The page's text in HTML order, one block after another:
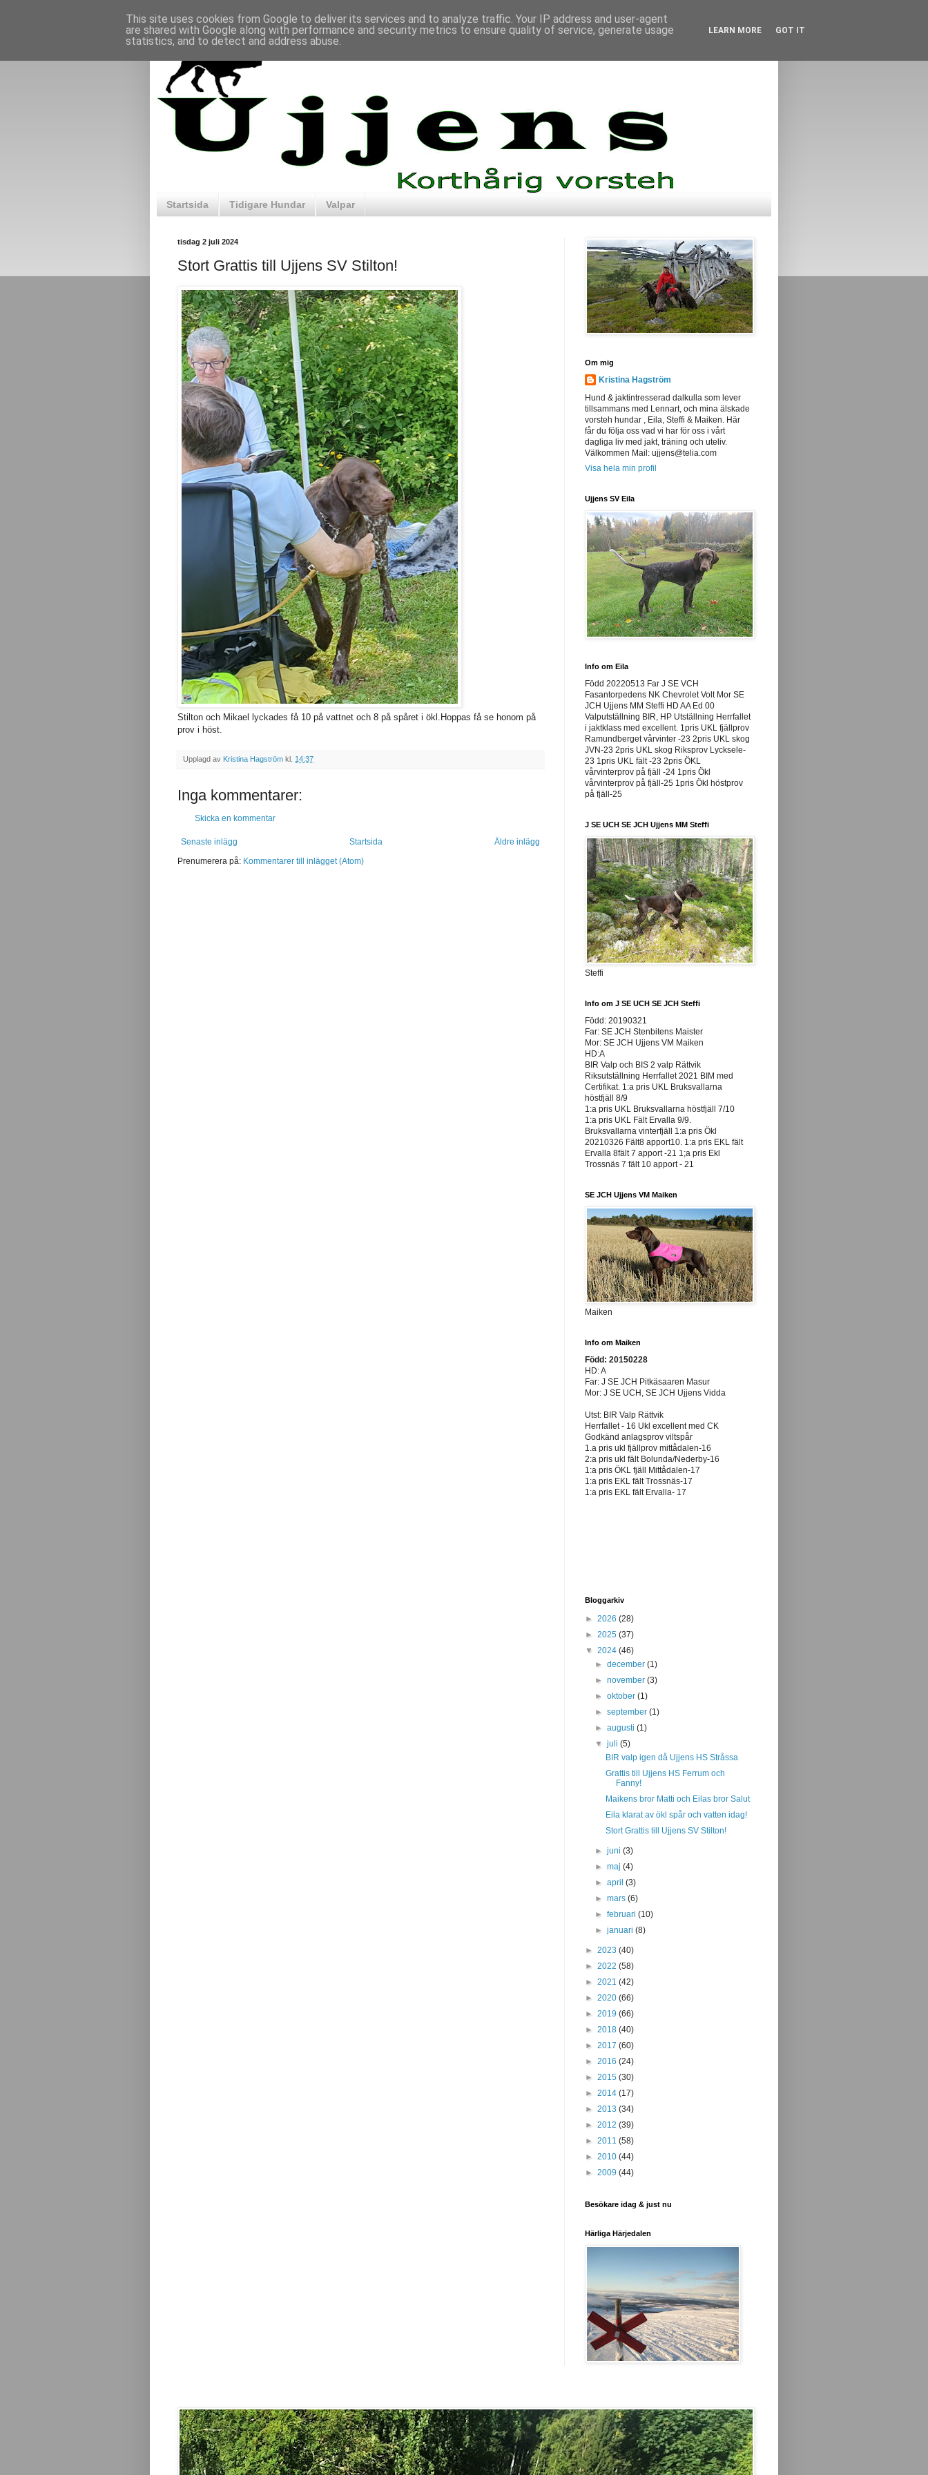
Startsida Tidigare Hundar Valpar
tisdag 2 juli 2024
Stort Grattis till Ujjens SV Stilton!
Stilton och Mikael lyckades få 10 på vattnet och 8 på spåret i ökl.Hoppas få se honom på
prov i höst.
Upplagd av Kristina Hagström kl. 14:37
Inga kommentarer:
Skicka en kommentar
Senaste inlägg Äldre inlägg
Startsida
Prenumerera på: Kommentarer till inlägget (Atom)
Om mig
Kristina Hagström
Hund & jaktintresserad dalkulla som lever
tillsammans med Lennart, och mina älskade
vorsteh hundar , Eila, Steffi & Maiken. Här
får du följa oss vad vi har för oss i vårt
dagliga liv med jakt, träning och uteliv.
Välkommen Mail: ujjens@telia.com
Visa hela min profil
Ujjens SV Eila
Info om Eila
Född 20220513 Far J SE VCH
Fasantorpedens NK Chevrolet Volt Mor SE
JCH Ujjens MM Steffi HD AA Ed 00
Valputställning BIR, HP Utställning Herrfallet
i jaktklass med excellent. 1pris UKL fjällprov
Ramundberget vårvinter -23 2pris UKL skog
JVN-23 2pris UKL skog Riksprov Lycksele-
23 1pris UKL fält -23 2pris ÖKL
vårvinterprov på fjäll -24 1pris Ökl
vårvinterprov på fjäll-25 1pris Ökl höstprov
på fjäll-25
J SE UCH SE JCH Ujjens MM Steffi
Steffi
Info om J SE UCH SE JCH Steffi
Född: 20190321
Far: SE JCH Stenbitens Maister
Mor: SE JCH Ujjens VM Maiken
HD:A
BIR Valp och BIS 2 valp Rättvik
Riksutställning Herrfallet 2021 BIM med
Certifikat. 1:a pris UKL Bruksvallarna
höstfjäll 8/9
1:a pris UKL Bruksvallarna höstfjäll 7/10
1:a pris UKL Fält Ervalla 9/9.
Bruksvallarna vinterfjäll 1:a pris Ökl
20210326 Fält8 apport10. 1:a pris EKL fält
Ervalla 8fält 7 apport -21 1;a pris Ekl
Trossnäs 7 fält 10 apport - 21
SE JCH Ujjens VM Maiken
Maiken
Info om Maiken
Född: 20150228
HD: A
Far: J SE JCH Pitkäsaaren Masur
Mor: J SE UCH, SE JCH Ujjens Vidda
Utst: BIR Valp Rättvik
Herrfallet - 16 Ukl excellent med CK
Godkänd anlagsprov viltspår
1.a pris ukl fjällprov mittådalen-16
2:a pris ukl fält Bolunda/Nederby-16
1:a pris ÖKL fjäll Mittådalen-17
1:a pris EKL fält Trossnäs-17
1:a pris EKL fält Ervalla- 17
Bloggarkiv
► 2026 (28)
► 2025 (37)
▼ 2024 (46)
►december(1)
►november(3)
►oktober(1)
►september(1)
►augusti(1)
▼juli(5)
BIR valp igen då Ujjens HS Stråssa
Grattis till Ujjens HS Ferrum och
Fanny!
Maikens bror Matti och Eilas bror Salut
Eila klarat av ökl spår och vatten idag!
Stort Grattis till Ujjens SV Stilton!
►juni(3)
►maj(4)
►april(3)
►mars(6)
►februari(10)
►januari(8)
► 2023 (40)
► 2022 (58)
► 2021 (42)
► 2020 (66)
► 2019 (66)
► 2018 (40)
► 2017 (60)
► 2016 (24)
► 2015 (30)
► 2014 (17)
► 2013 (34)
► 2012 (39)
► 2011 (58)
► 2010 (44)
► 2009 (44)
Besökare idag & just nu
Härliga Härjedalen
This site uses cookies from Google to deliver its services and to analyze traffic. Your IP address and user-agent
are shared with Google along with performance and security metrics to ensure quality of service, generate usage
statistics, and to detect and address abuse.
LEARN MORE GOT IT